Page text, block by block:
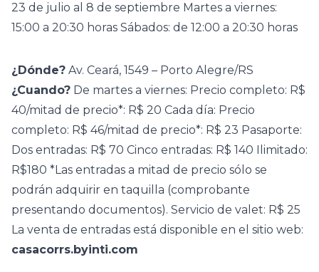
23 de julio al 8 de septiembre Martes a viernes:
15:00 a 20:30 horas Sábados: de 12:00 a 20:30 horas
¿Dónde? Av. Ceará, 1549 – Porto Alegre/RS
¿Cuando? De martes a viernes: Precio completo: R$
40/mitad de precio*: R$ 20 Cada día: Precio
completo: R$ 46/mitad de precio*: R$ 23 Pasaporte:
Dos entradas: R$ 70 Cinco entradas: R$ 140 Ilimitado:
R$180 *Las entradas a mitad de precio sólo se
podrán adquirir en taquilla (comprobante
presentando documentos). Servicio de valet: R$ 25
La venta de entradas está disponible en el sitio web:
casacorrs.byinti.com